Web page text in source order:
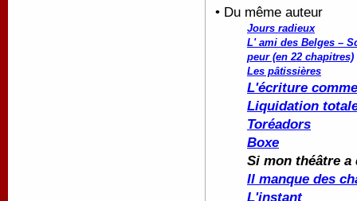
• Du même auteur
Jours radieux
L' ami des Belges –
peur (en 22 chapitres)
Les pâtissières
L'écriture
Liquidation
Toréadors
Boxe
Si mon théâtre a
Il manque des
L'instant